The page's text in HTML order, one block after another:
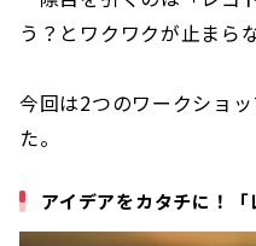
う？とワクワクが止まら
今回は2つのワークショ
た。
アイデアをカタチに！「